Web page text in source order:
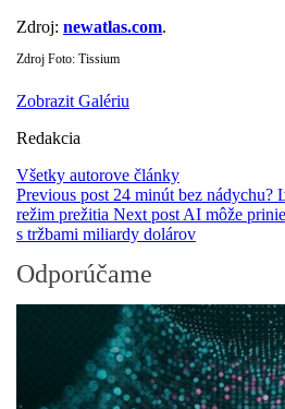
Zdroj: newatlas.com.
Zdroj Foto: Tissium
Zobrazit Galériu
Redakcia
Všetky autorove články
Previous post 24 minút bez nádychu?
režim prežitia Next post AI môže
s tržbami miliardy dolárov
Odporúčame